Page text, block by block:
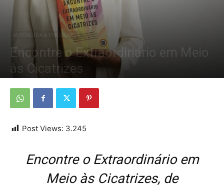
AUTOAJUDA & PSICOLOGIA
Encontre o Extraordinário em Meio
às Cicatrizes
Post Views: 3.245
Encontre o Extraordinário em
Meio às Cicatrizes, de